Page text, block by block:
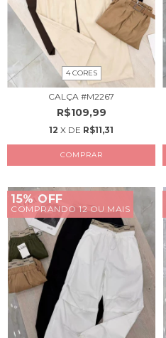
4 CORES
CALÇA #M2267
R$109,99
12 X DE R$11,31
COMPRAR
15% OFF
COMPRANDO 12 OU MAIS